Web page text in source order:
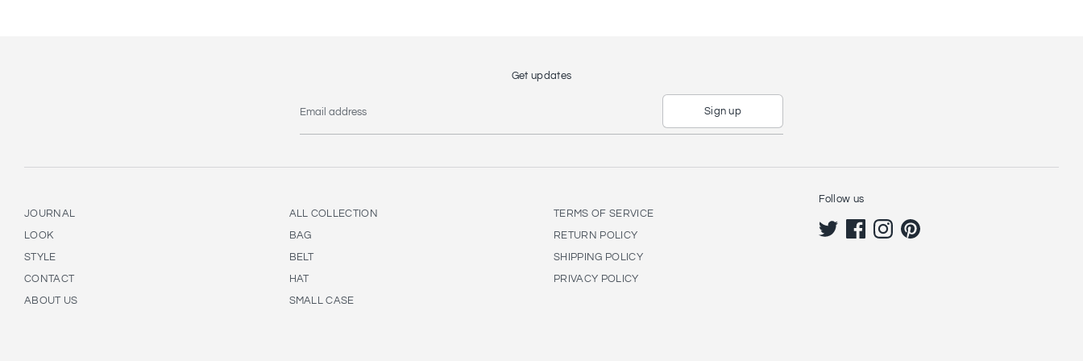
Get updates
Email address Sign up
JOURNAL
LOOK
STYLE
CONTACT
ABOUT US
ALL COLLECTION
BAG
BELT
HAT
SMALL CASE
TERMS OF SERVICE
RETURN POLICY
SHIPPING POLICY
PRIVACY POLICY
Follow us